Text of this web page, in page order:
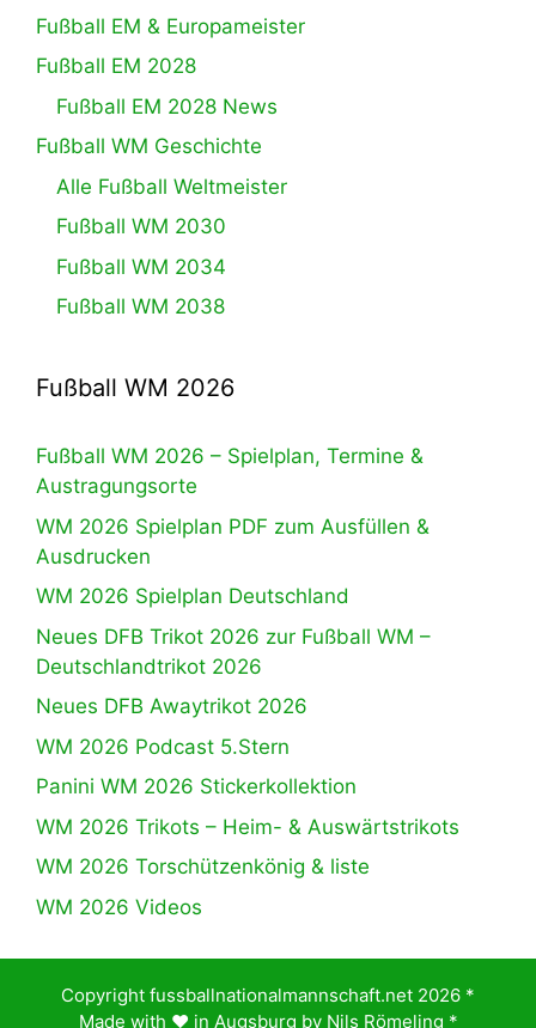
Fußball EM & Europameister
Fußball EM 2028
Fußball EM 2028 News
Fußball WM Geschichte
Alle Fußball Weltmeister
Fußball WM 2030
Fußball WM 2034
Fußball WM 2038
Fußball WM 2026
Fußball WM 2026 – Spielplan, Termine &
Austragungsorte
WM 2026 Spielplan PDF zum Ausfüllen &
Ausdrucken
WM 2026 Spielplan Deutschland
Neues DFB Trikot 2026 zur Fußball WM –
Deutschlandtrikot 2026
Neues DFB Awaytrikot 2026
WM 2026 Podcast 5.Stern
Panini WM 2026 Stickerkollektion
WM 2026 Trikots – Heim- & Auswärtstrikots
WM 2026 Torschützenkönig & liste
WM 2026 Videos
Copyright fussballnationalmannschaft.net 2026 *
Made with ♥️ in Augsburg by Nils Römeling *